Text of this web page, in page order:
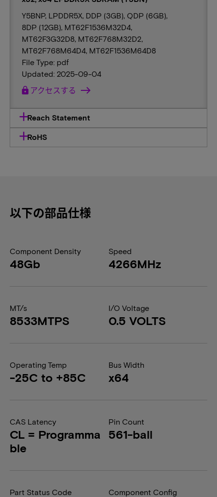
Y5BNP, LPDDR5X, DDP (3GB), QDP (6GB),
8DP (12GB), MT62F1536M32D4,
MT62F3G32D8, MT62F768M32D2,
MT62F768M64D4, MT62F1536M64D8
File Type: pdf
Updated: 2025-09-04
lock アクセスする
Reach Statement
RoHS
以下の部品仕様
Component Density
48Gb
Speed
4266MHz
MT/s
8533MTPS
I/O Voltage
0.5 VOLTS
Operating Temp
-25C to +85C
Bus Width
x64
CAS Latency
CL = Programma
ble
Pin Count
561-ball
Part Status Code Component Config